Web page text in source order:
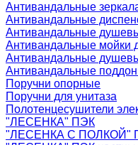
Антивандальные
Антивандальные
Антивандальные
Антивандальные мойки
Антивандальные
Антивандальные
Поручни опорные
Поручни для унитаза
Полотенцесушители
"ЛЕСЕНКА" ПЭК
"ЛЕСЕНКА С ПОЛКОЙ"